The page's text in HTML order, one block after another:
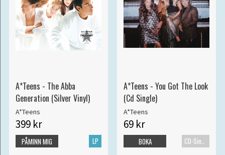
A*Teens - The Abba
Generation (Silver Vinyl)
A*Teens
399 kr
LP
PÅMINN MIG
A*Teens - You Got The Look
(Cd Single)
A*Teens
69 kr
CD-Singel
BOKA